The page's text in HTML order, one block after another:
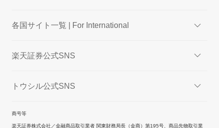
各国サイト一覧 | For International
楽天証券公式SNS
トウシル公式SNS
商号等
楽天証券株式会社／金融商品取引業者 関東財務局長（金商）第195号、商品先物取引業